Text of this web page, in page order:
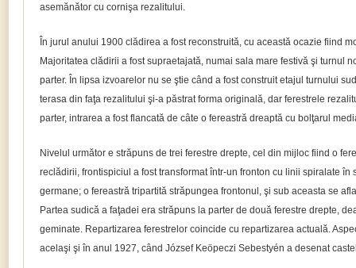
asemănător cu cornişa rezalitului.
În jurul anului 1900 clădirea a fost reconstruită, cu această ocazie fiind
Majoritatea clădirii a fost supraetajată, numai sala mare festivă şi turnul
parter. În lipsa izvoarelor nu se ştie când a fost construit etajul turnului
terasa din faţa rezalitului şi-a păstrat forma originală, dar ferestrele
parter, intrarea a fost flancată de câte o fereastră dreaptă cu bolţarul
Nivelul următor e străpuns de trei ferestre drepte, cel din mijloc fiind o
reclădirii, frontispiciul a fost transformat într-un fronton cu linii spiralate în
germane; o fereastră tripartită străpungea frontonul, şi sub aceasta se
Partea sudică a faţadei era străpuns la parter de două ferestre drepte,
geminate. Repartizarea ferestrelor coincide cu repartizarea actuală.
acelaşi şi în anul 1927, când József Keöpeczi Sebestyén a desenat